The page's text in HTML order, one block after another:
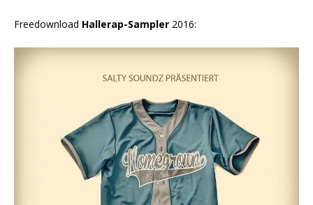
Freedownload Hallerap-Sampler 2016: